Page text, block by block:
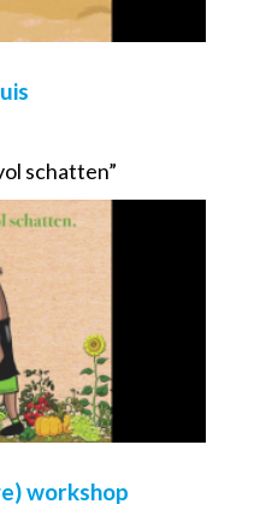
schatten”
workshop